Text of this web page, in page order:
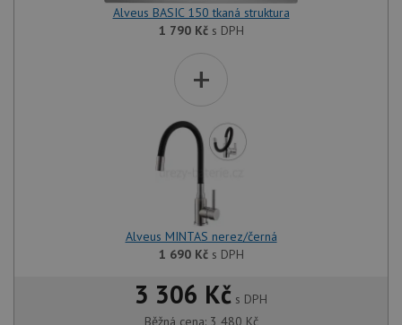
Alveus BASIC 150 tkaná struktura
1 790 Kčs DPH
+
Alveus MINTAS nerez/černá
1 690 Kčs DPH
3 306 Kč s DPH
Běžná cena: 3 480 Kč